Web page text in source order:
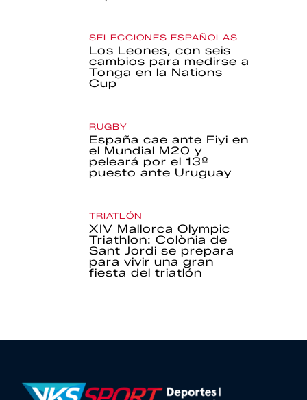
SELECCIONES ESPAÑOLAS
Los Leones, con seis
cambios para medirse a
Tonga en la Nations
Cup
RUGBY
España cae ante Fiyi en
el Mundial M20 y
peleará por el 13º
puesto ante Uruguay
TRIATLÓN
XIV Mallorca Olympic
Triathlon: Colònia de
Sant Jordi se prepara
para vivir una gran
fiesta del triatlón